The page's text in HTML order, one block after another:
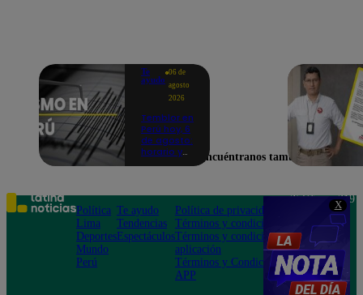
X
Te
ayudo
06 de
agosto
2026
Temblor en
Perú hoy, 6
de agosto:
horario y
según IGP
Encuéntranos también en
Política
Lima
Deportes
Mundo
Perú
Te ayudo
Tendencias
Espectáculos
Política de privacidad
Términos y condiciones
Términos y condiciones
aplicación
Términos y Condiciones
APP
Teléfono: 219
Av. San
Felipe 968
Jesús María